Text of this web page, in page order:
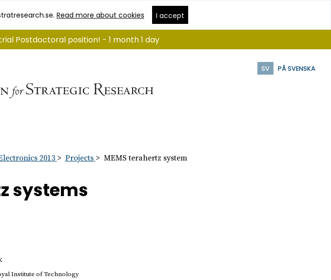
Read more about cookies I accept
SV PÅ SVENSKA
Postdoctoral position! - 1 month 1 day
2013 Projects MEMS terahertz system
systems
Institute of Technology